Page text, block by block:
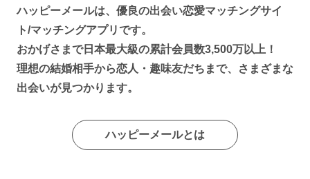
ハッピーメールは、優良の出会い恋愛マッチングサイ
ト/マッチングアプリです。
おかげさまで日本最大級の累計会員数3,500万以上！
理想の結婚相手から恋人・趣味友だちまで、さまざまな
出会いが見つかります。
ハッピーメールとは